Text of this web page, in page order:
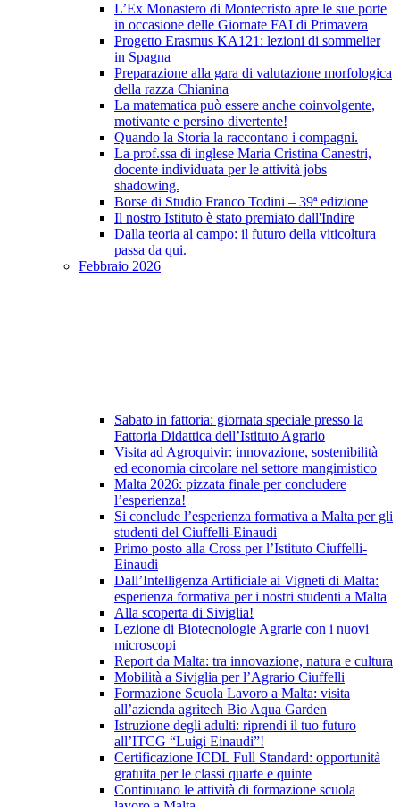
L’Ex Monastero di Montecristo apre le sue porte
in occasione delle Giornate FAI di Primavera
Progetto Erasmus KA121: lezioni di sommelier
in Spagna
Preparazione alla gara di valutazione morfologica
della razza Chianina
La matematica può essere anche coinvolgente,
motivante e persino divertente!
Quando la Storia la raccontano i compagni.
La prof.ssa di inglese Maria Cristina Canestri,
docente individuata per le attività jobs
shadowing.
Borse di Studio Franco Todini – 39ª edizione
Il nostro Istituto è stato premiato dall'Indire
Dalla teoria al campo: il futuro della viticoltura
passa da qui.
Febbraio 2026
Sabato in fattoria: giornata speciale presso la
Fattoria Didattica dell’Istituto Agrario
Visita ad Agroquivir: innovazione, sostenibilità
ed economia circolare nel settore mangimistico
Malta 2026: pizzata finale per concludere
l’esperienza!
Si conclude l’esperienza formativa a Malta per gli
studenti del Ciuffelli-Einaudi
Primo posto alla Cross per l’Istituto Ciuffelli-
Einaudi
Dall’Intelligenza Artificiale ai Vigneti di Malta:
esperienza formativa per i nostri studenti a Malta
Alla scoperta di Siviglia!
Lezione di Biotecnologie Agrarie con i nuovi
microscopi
Report da Malta: tra innovazione, natura e cultura
Mobilità a Siviglia per l’Agrario Ciuffelli
Formazione Scuola Lavoro a Malta: visita
all’azienda agritech Bio Aqua Garden
Istruzione degli adulti: riprendi il tuo futuro
all’ITCG “Luigi Einaudi”!
Certificazione ICDL Full Standard: opportunità
gratuita per le classi quarte e quinte
Continuano le attività di formazione scuola